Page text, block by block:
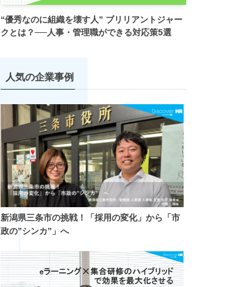
“優秀なのに組織を壊す人” ブリリアントジャー
クとは？──人事・管理職ができる対応策5選
人気の企業事例
新潟県三条市の挑戦！「採用の変化」から「市
政の”シンカ”」へ